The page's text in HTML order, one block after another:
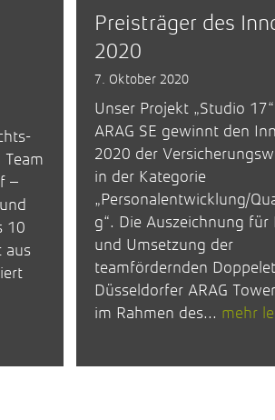
–
10
aus
Preisträger des
2020
7. Oktober 2020
Unser Projekt „Studio
ARAG SE gewinnt den
2020 der
in der Kategorie
„Personalentwicklung/
g“. Die Auszeichnung für
und Umsetzung der
teamfördernden
Düsseldorfer ARAG
im Rahmen des... mehr